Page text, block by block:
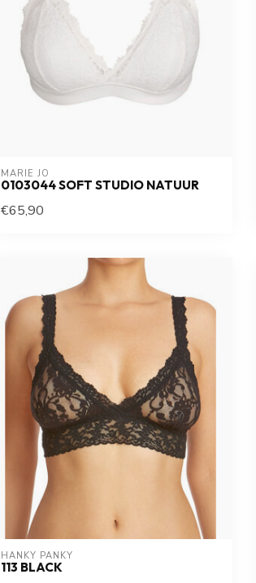
MARIE JO
0103044 SOFT STUDIO NATUUR
€65,90
HANKY PANKY
113 BLACK